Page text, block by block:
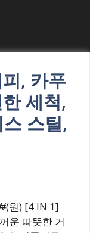
, 카푸
세척,
스틸,
원) [4 IN 1]
운 따뜻한 거